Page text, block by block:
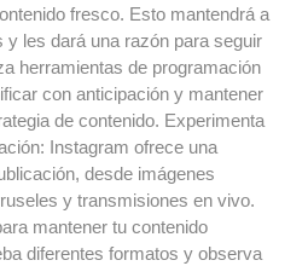
fresco. Esto mantendrá a
les dará una razón para seguir
herramientas de programación
con anticipación y mantener
de contenido. Experimenta
Instagram ofrece una
desde imágenes
y transmisiones en vivo.
mantener tu contenido
diferentes formatos y observa